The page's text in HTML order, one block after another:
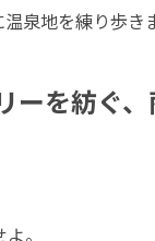
泉地を練り歩き
を紡ぐ、
。